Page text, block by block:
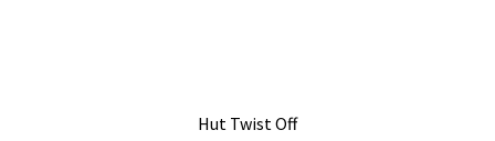
Hut Twist Off